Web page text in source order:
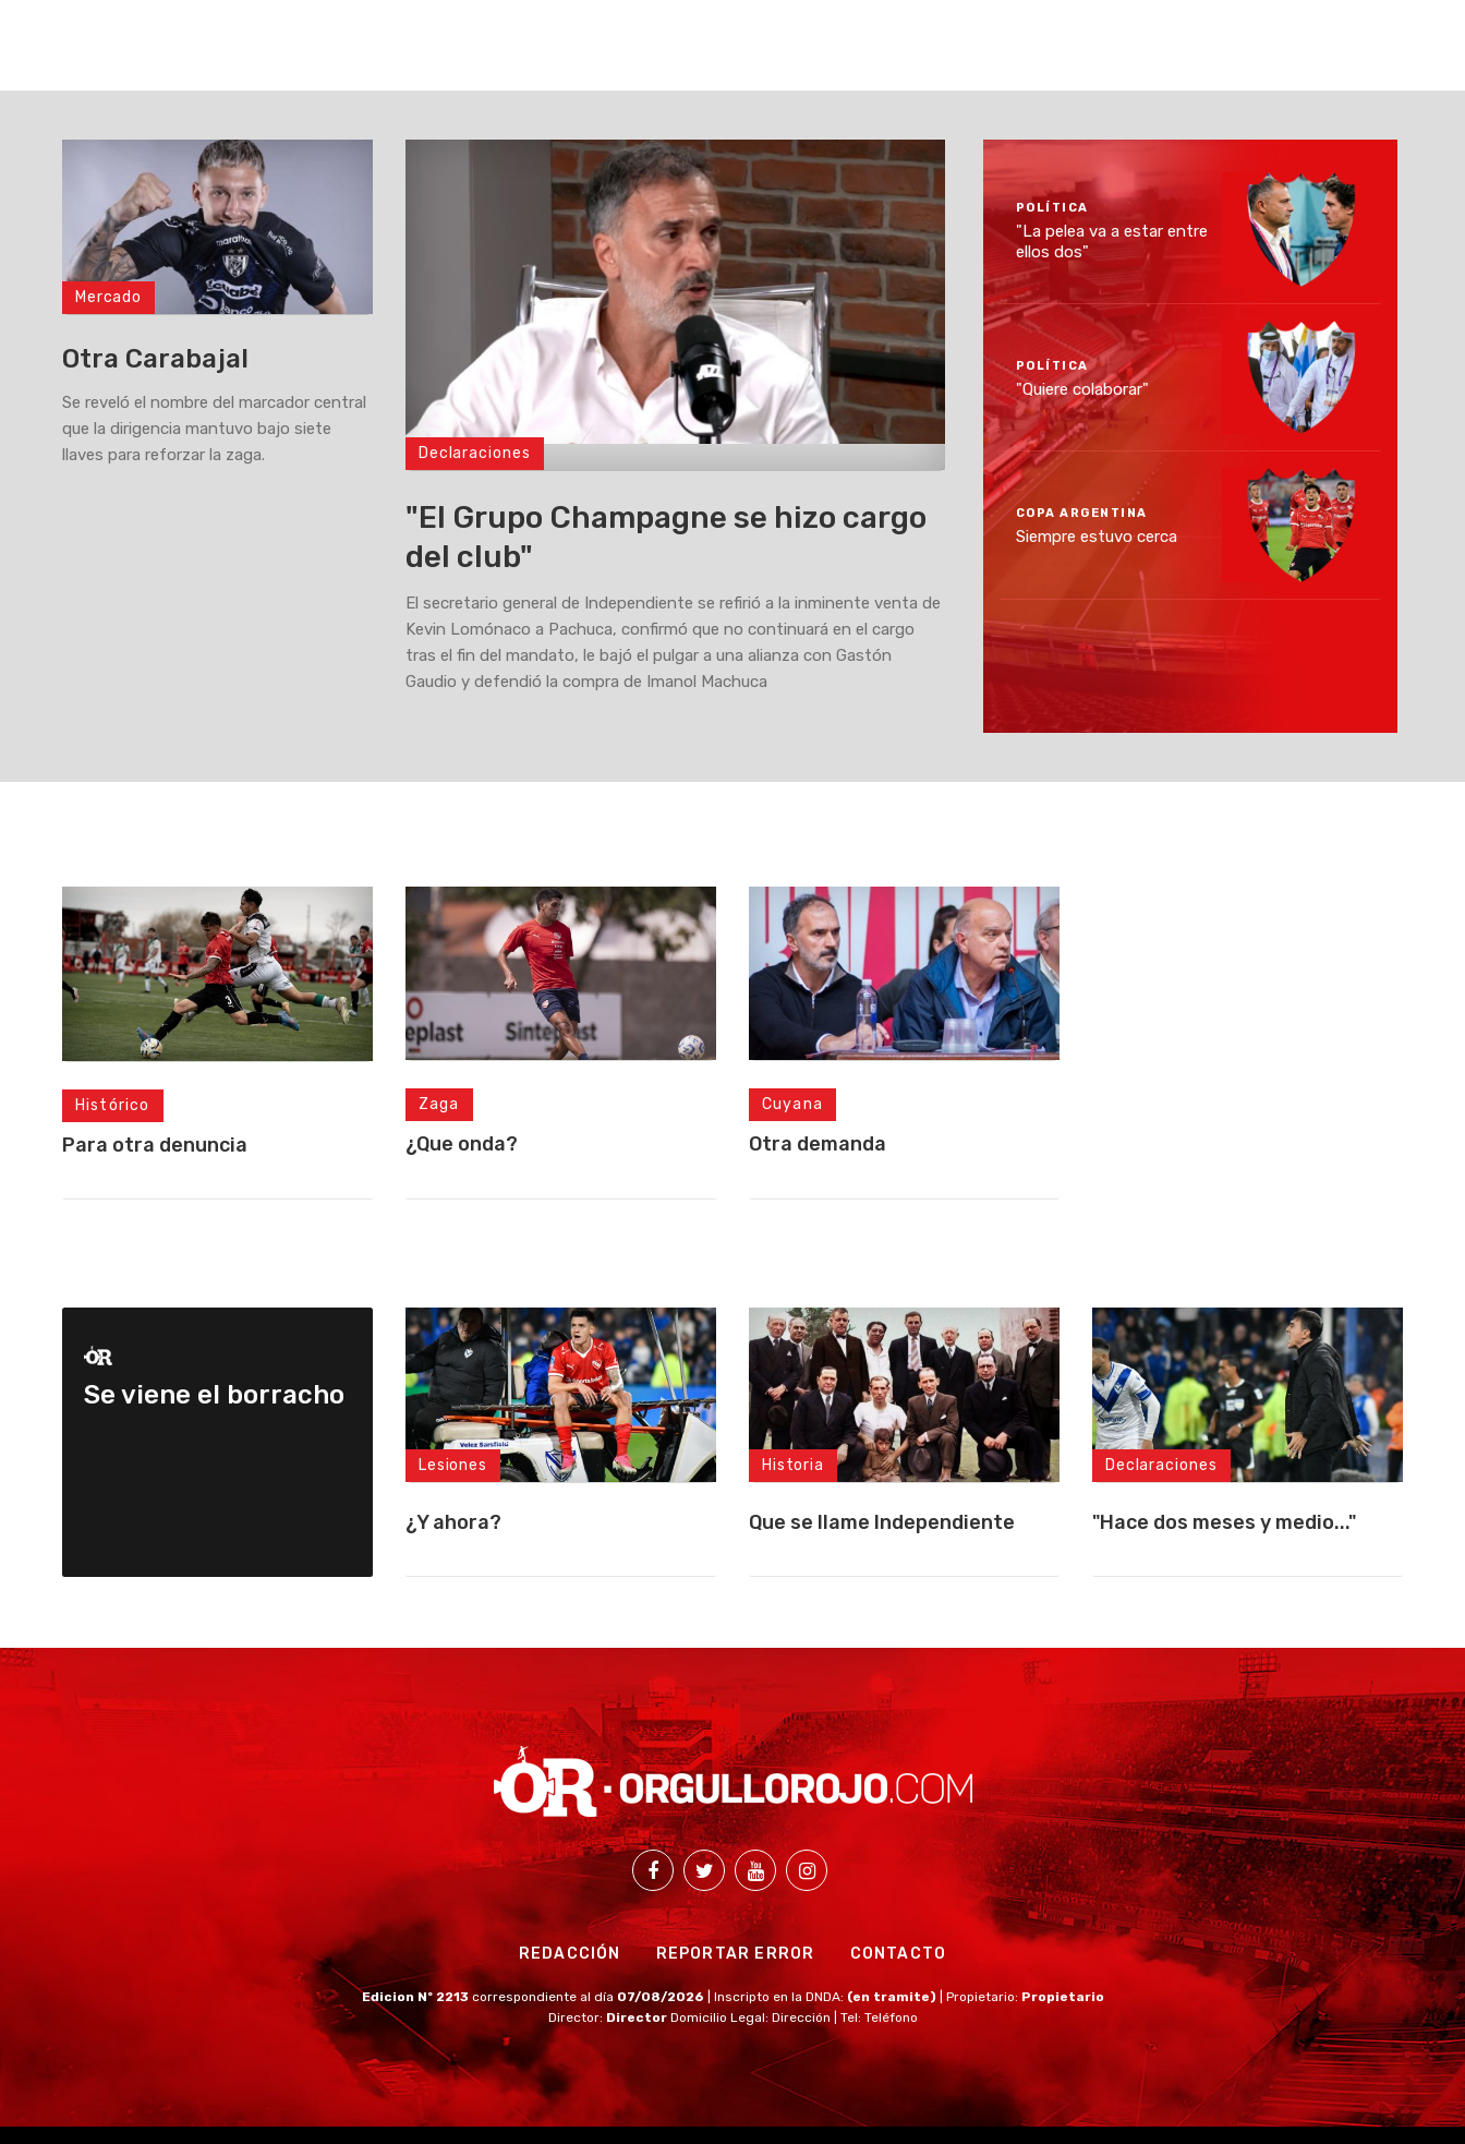
Mercado
Otra Carabajal
Se reveló el nombre del marcador central
que la dirigencia mantuvo bajo siete
llaves para reforzar la zaga.
Declaraciones
"El Grupo Champagne se hizo cargo
del club"
El secretario general de Independiente se refirió a la inminente venta de
Kevin Lomónaco a Pachuca, confirmó que no continuará en el cargo
tras el fin del mandato, le bajó el pulgar a una alianza con Gastón
Gaudio y defendió la compra de Imanol Machuca
POLÍTICA
"La pelea va a estar entre
ellos dos"
POLÍTICA
"Quiere colaborar"
COPA ARGENTINA
Siempre estuvo cerca
Histórico
Para otra denuncia
Zaga
¿Que onda?
Cuyana
Otra demanda
Se viene el borracho
Lesiones
¿Y ahora?
Historia
Que se llame Independiente
Declaraciones
"Hace dos meses y medio..."
REDACCIÓN REPORTAR ERROR CONTACTO
Edicion Nº 2213 correspondiente al día 07/08/2026 | Inscripto en la DNDA: (en tramite) | Propietario: Propietario
Director: Director Domicilio Legal: Dirección | Tel: Teléfono